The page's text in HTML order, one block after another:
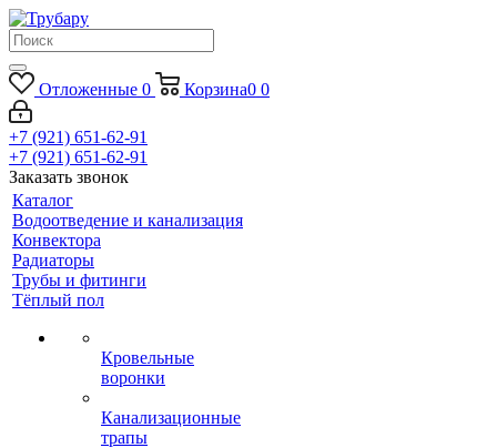
Отложенные 0 Корзина0 0
+7 (921) 651-62-91
+7 (921) 651-62-91
Заказать звонок
Каталог
Водоотведение и канализация
Конвектора
Радиаторы
Трубы и фитинги
Тёплый пол
Кровельные
воронки
Канализационные
трапы